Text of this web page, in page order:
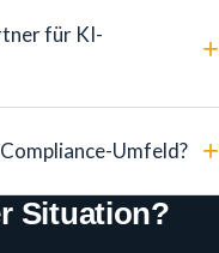
für KI-
+
Umfeld? +
Situation?